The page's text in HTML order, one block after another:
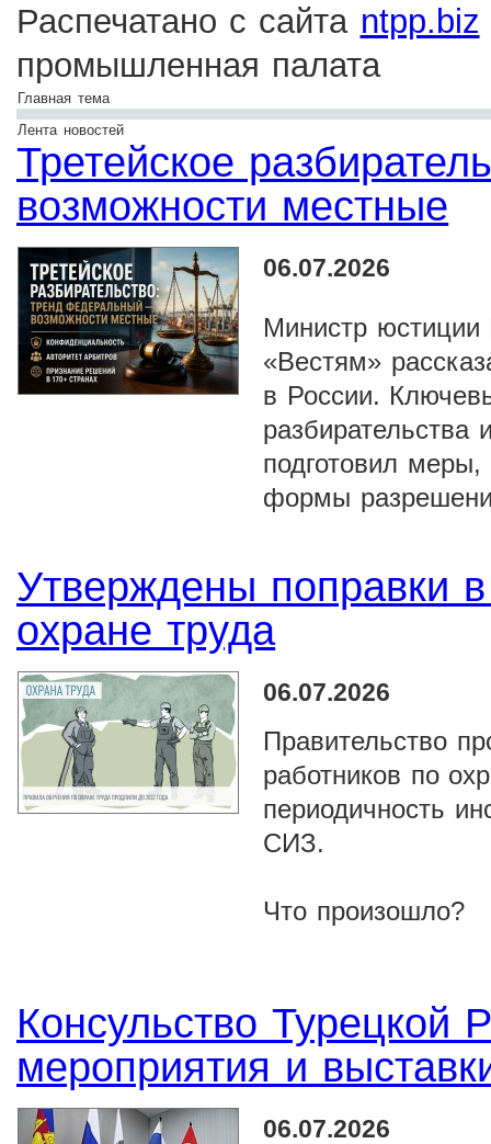
Распечатано с сайта ntpp.biz
промышленная палата
Главная тема
Лента новостей
Третейское
возможности местные
06.07.2026
Министр юстиции
«Вестям»
в России.
разбирательства
подготовил
формы
Утверждены поправки
охране труда
06.07.2026
Правительство
работников по
периодичность
СИЗ.
Что произошло?
Консульство Турецкой
мероприятия и
06.07.2026